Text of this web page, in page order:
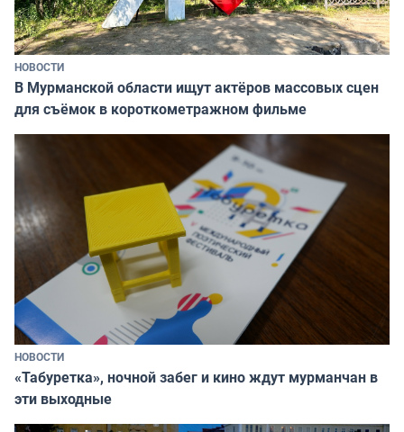
НОВОСТИ
В Мурманской области ищут актёров массовых сцен
для съёмок в короткометражном фильме
НОВОСТИ
«Табуретка», ночной забег и кино ждут мурманчан в
эти выходные